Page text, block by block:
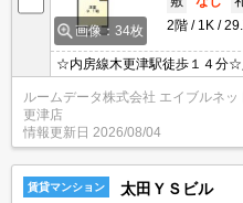
画像：34枚
2階
1K
☆内房線木更津駅徒歩１４分☆
イプ☆インターネット無料で
で光熱費がお徳♪バス・トイ
介実績！賃貸物件取扱数！最
0438(20)2208へGO！(^^♪Go
ルームデータ株式会社 エイブルネッ
更津店
情報更新日 2026/08/04
賃貸マンション 太田ＹＳビル